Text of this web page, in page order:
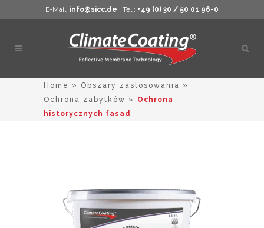
E-Mail: info@sicc.de | Tel.: +49 (0) 30 / 50 01 96-0
Home » Obszary zastosowania »
Ochrona zabytków » Ochrona
historycznych fasad